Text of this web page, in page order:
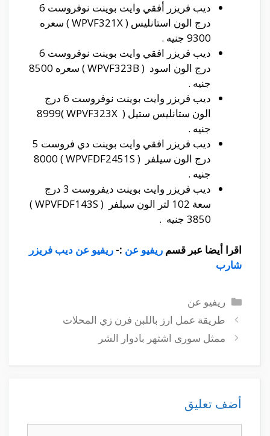
ديب فريزر أفقي وايت بوينت نوفروست 6
درج الون استانليس ( WPVF321X ) سعره
9300 جنيه .
ديب فريزر افقي وايت بوينت نوفروست 6
درج الون اسود ( WPVF323B ) سعره 8500
جنيه .
ديب فريزر وايت بوينت نوفروست 6 درج
الون ستانليس ستيل ( WPVF323X )8999
جنيه .
ديب فريزر افقي وايت بوينت دي فروست 5
درج الون سيلفر ( WPVFDF2451S ) 8000
جنيه .
ديب فريزر وايت بوينت ديفروست 3 درج
سعة 102 لتر الون سيلفر ( WPVFDF143S )
3850 جنيه .
اقرا أيضا عبر قسم ريفيو عن :- ريفيو عن ديب فريزر
شارب
التصنيفات
ريفيو عن
طريقة عمل ارز باللبن فرن زي المحلات
ممثل سورى اشتهر بادوار الشر
أضف تعليق